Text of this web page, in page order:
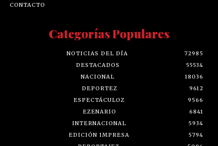
CONTACTO
Categorías Populares
NOTICIAS DEL DÍA
72985
DESTACADOS
55534
NACIONAL
18036
DEPORTEZ
9612
ESPECTÁCULOZ
9566
EZENARIO
6841
INTERNACIONAL
5934
EDICIÓN IMPRESA
5794